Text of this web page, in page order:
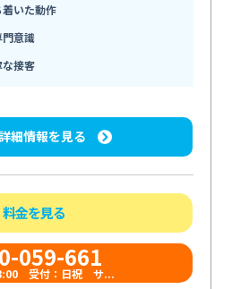
いた動作
意識
接客
細情報を見る
料金を見る
059-661
受付：日祝 サ...